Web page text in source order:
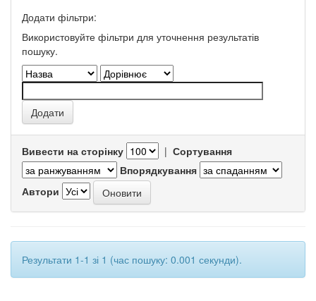
Додати фільтри:
Використовуйте фільтри для уточнення результатів
пошуку.
Вивести на сторінку | Сортування
Впорядкування
Автори
Результати 1-1 зі 1 (час пошуку: 0.001 секунди).